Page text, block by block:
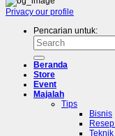
Privacy our profile
Pencarian untuk:
Beranda
Store
Event
Majalah
Tips
Bisnis